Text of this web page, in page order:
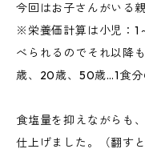
今回はお子さんがいる
※栄養価計算は小児：1
べられるのでそれ以降
歳、20歳、50歳…1食分
食塩量を抑えながらも
仕上げました。（翻す